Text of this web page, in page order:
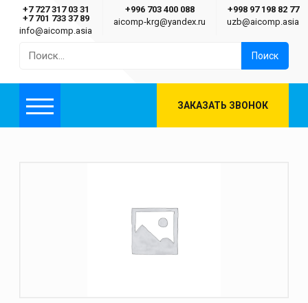
Asia International Company
+7 727 317 03 31
+7 701 733 37 89
info@aicomp.asia
+996 703 400 088
aicomp‑krg@yandex.ru
+998 97 198 82 77
uzb@aicomp.asia
Меню ЗАКАЗАТЬ ЗВОНОК